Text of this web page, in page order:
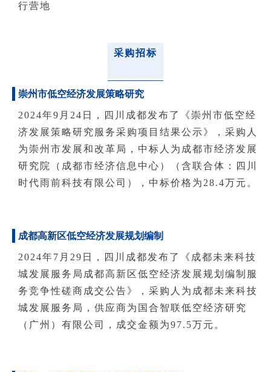
行营地
采购招标
崇州市低空经济发展策略研究
2024年9月24日，四川成都发布了《崇州市低空经
济发展策略研究服务采购项目结果公示》，采购人
为崇州市发展和改革局，中标人为成都市经济发展
研究院（成都市经济信息中心）（含联合体：四川
时代雨前科技有限公司），中标价格为28.4万元。
成都高新区低空经济发展规划编制
2024年7月29日，四川成都发布了《成都未来科技
城发展服务局成都高新区低空经济发展规划编制服
务竞争性磋商成交公告》，采购人为成都未来科技
城发展服务局，供应商为国合智联低空经济研究
（广州）有限公司，成交金额为97.5万元。